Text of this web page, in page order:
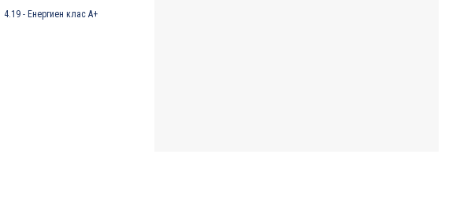
4.19 - Енергиен клас A+